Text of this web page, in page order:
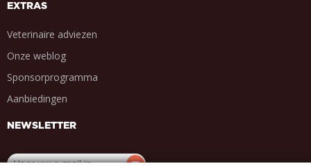
EXTRAS
Veterinaire adviezen
Onze weblog
Sponsorprogramma
Aanbiedingen
NEWSLETTER